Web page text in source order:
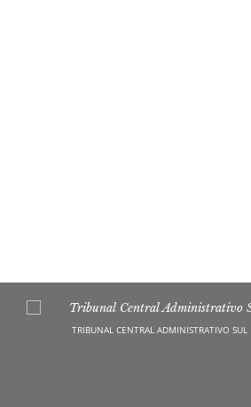
TRIBUNAL CENTRAL ADMINISTRATIVO SUL